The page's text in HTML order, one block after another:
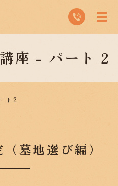
座 - パート 2
ト 2
墓地選び編）